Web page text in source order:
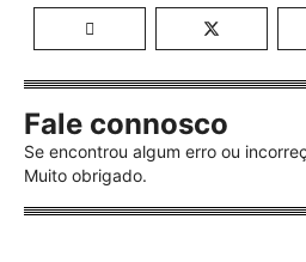
Fale connosco
Se encontrou algum erro ou
Muito obrigado.